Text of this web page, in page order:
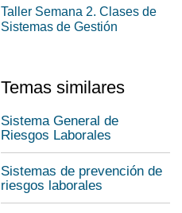
Taller Semana 2. Clases de
Sistemas de Gestión
Temas similares
Sistema General de
Riesgos Laborales
Sistemas de prevención de
riesgos laborales